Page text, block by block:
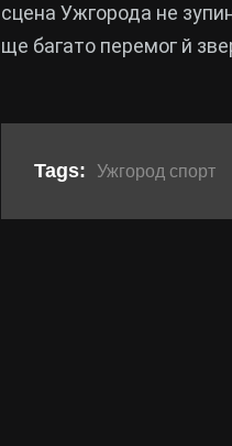
сцена Ужгорода не
ще багато перемог й
Tags: Ужгород спорт